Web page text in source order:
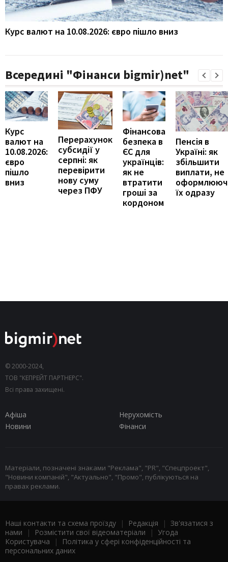
Курс валют на 10.08.2026: євро пішло вниз
Всередині "Фінанси bigmir)net"
Курс
валют на
10.08.2026:
євро
пішло
вниз
Перерахунок
субсидії у
серпні: як
перевірити
нову суму
через ПФУ
Фінансова
безпека в
ЄС для
українців:
як не
втратити
гроші за
кордоном
Пенсія в
Україні: як
збільшити
виплати, не
їх одразу
© 2000-2024,
ТОВ "КЕПРЕЙТ ПАРТНЕРС".
Всі права захищені.
Афіша
Нерухомість
Новини
Фінанси
Матеріали, позначені знаками "Реклама", "PR", "Спецпроект",
"Новини компаній", "Актуально", "Промо", публікуються на
правах реклами.
Наші контакти та схема проїзду | Редакція | Зв'язатися з
нами | Розмістити свої відеоматеріали | Угода
Користувача |
Політика у сфері конфіденційності та
персональних даних